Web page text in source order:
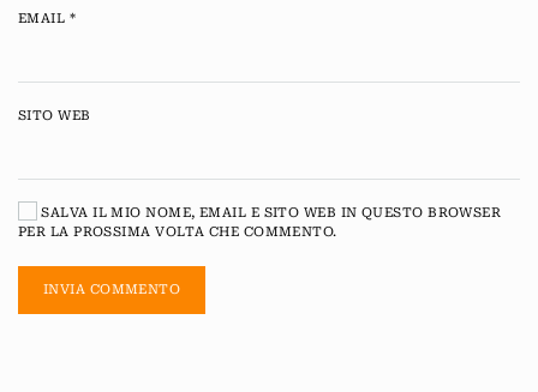
EMAIL *
SITO WEB
SALVA IL MIO NOME, EMAIL E SITO WEB IN QUESTO BROWSER
PER LA PROSSIMA VOLTA CHE COMMENTO.
INVIA COMMENTO